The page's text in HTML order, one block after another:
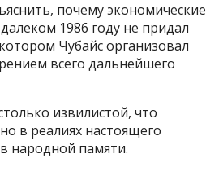
почему экономические
1986 году не придал
Чубайс организовал
всего дальнейшего
извилистой, что
в реалиях настоящего
народной памяти.